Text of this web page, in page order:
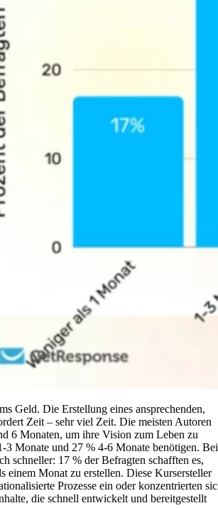
Geld. Die Erstellung eines ansprechenden,
Zeit – sehr viel Zeit. Die meisten Autoren
6 Monaten, um ihre Vision zum Leben zu
3 Monate und 27 % 4-6 Monate benötigen. Bei
schneller: 17 % der Befragten schafften es,
einem Monat zu erstellen. Diese Kursersteller
Prozesse ein oder konzentrierten
die schnell entwickelt und bereitgestellt